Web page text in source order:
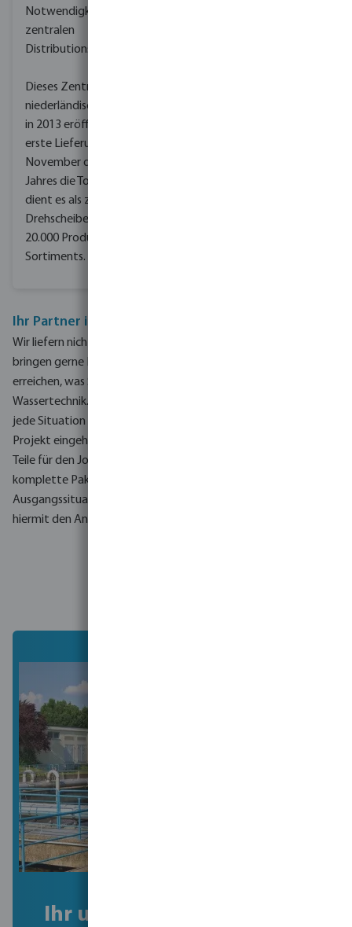
Notwendigkeit eines
zentralen
Distributionszentrums.
Dieses Zentrum wurde im
niederländischen Veghel
in 2013 eröffnet. Die
erste Lieferung verließ im
November desselben
Jahres die Tore. Seitdem
dient es als zentrale
Drehscheibe für alle
20.000 Produkte unseres
Sortiments.
Ihr Partner in allen Projekten
Wir liefern nicht nur die richtigen Produkte und Systeme. Wir
bringen gerne Ideen ein, die Ihnen helfen, genau das zu
erreichen, was Sie wollen, egal in welchem Bereichen der
Wassertechnik. Dazu gehört auch Ihre Produktauswahl, denn
jede Situation erfordert eine andere Lösung. Wir werden Ihr
Projekt eingehend untersuchen. Wir besprechen auch, welche
Teile für den Job am besten geeignet sind, und liefern dann das
komplette Paket. Wir reagieren schnell wenn Ihre
Ausgangssituation sich ändern sollte. Wir glauben, dass wir
hiermit den Ansatz der kundenspezifischen Anpassung erfüllen.
Ihr umfassender,